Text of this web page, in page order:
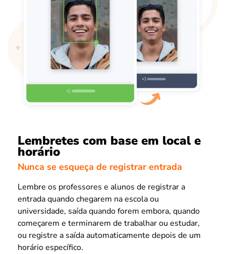
Lembretes com base em local e
horário
Nunca se esqueça de registrar entrada
Lembre os professores e alunos de registrar a
entrada quando chegarem na escola ou
universidade, saída quando forem embora, quando
começarem e terminarem de trabalhar ou estudar,
ou registre a saída automaticamente depois de um
horário específico.